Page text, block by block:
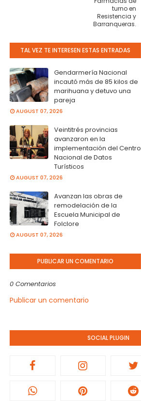
turno en
Resistencia y
Barranqueras.
TAL VEZ TE INTERESEN ESTAS ENTRADAS
Gendarmería Nacional
incautó más de 85 kilos de
marihuana y detuvo una
pareja
AUGUST 07, 2026
Veintitrés provincias
avanzaron en la
implementación del Centro
Nacional de Datos
Turísticos
AUGUST 07, 2026
Avanzan las obras de
remodelación de la
Escuela Municipal de
Folclore
AUGUST 07, 2026
PUBLICAR UN COMENTARIO
0 Comentarios
Publicar un comentario
SOCIAL PLUGIN